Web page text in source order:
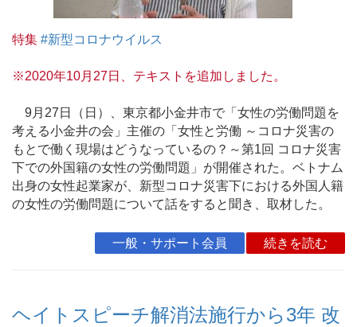
特集 #新型コロナウイルス
※2020年10月27日、テキストを追加しました。
9月27日（日）、東京都小金井市で「女性の労働問題を
考える小金井の会」主催の「女性と労働 ～コロナ災害の
もとで働く現場はどうなっているの？～第1回 コロナ災害
下での外国籍の女性の労働問題」が開催された。ベトナム
出身の女性起業家が、新型コロナ災害下における外国人籍
の女性の労働問題について話をすると聞き、取材した。
一般・サポート会員 続きを読む
ヘイトスピーチ解消法施行から3年 改